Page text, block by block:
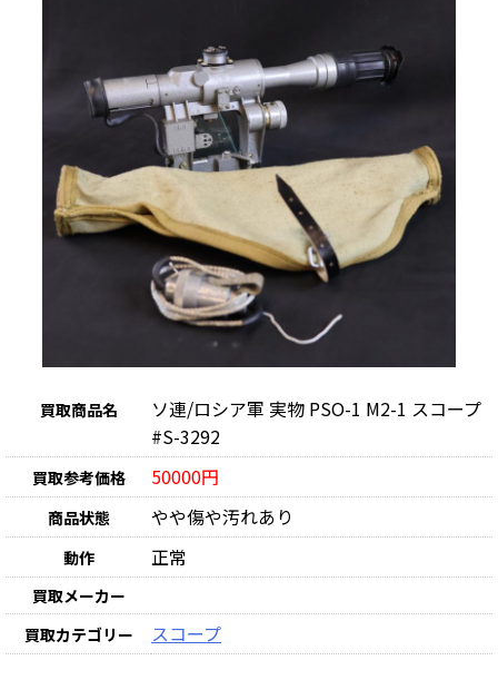
買取商品名
ソ連/ロシア軍 実物 PSO-1 M2-1 スコープ
#S-3292
買取参考価格 50000円
商品状態 やや傷や汚れあり
動作 正常
買取メーカー
買取カテゴリー
スコープ